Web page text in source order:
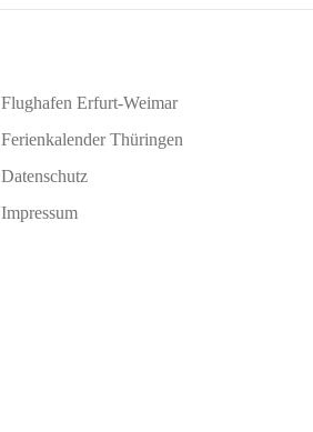
Flughafen Erfurt-Weimar
Ferienkalender Thüringen
Datenschutz
Impressum